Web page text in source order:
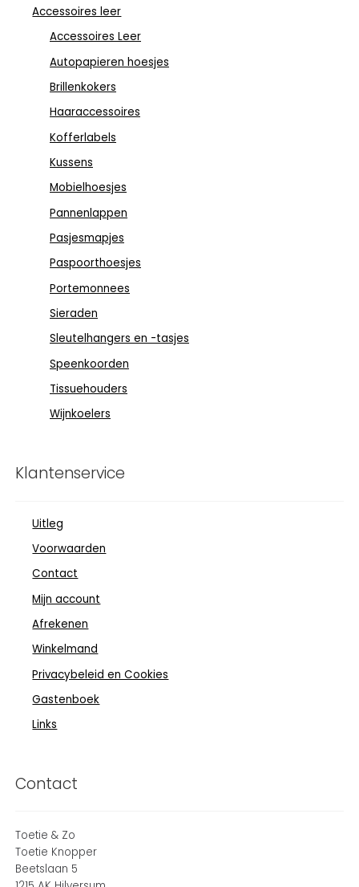
Accessoires leer
Accessoires Leer
Autopapieren hoesjes
Brillenkokers
Haaraccessoires
Kofferlabels
Kussens
Mobielhoesjes
Pannenlappen
Pasjesmapjes
Paspoorthoesjes
Portemonnees
Sieraden
Sleutelhangers en -tasjes
Speenkoorden
Tissuehouders
Wijnkoelers
Klantenservice
Uitleg
Voorwaarden
Contact
Mijn account
Afrekenen
Winkelmand
Privacybeleid en Cookies
Gastenboek
Links
Contact
Toetie & Zo
Toetie Knopper
Beetslaan 5